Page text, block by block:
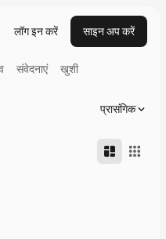
लॉग इन करें साइन अप करें
संवेदनाएं खुशी
प्रासंगिक